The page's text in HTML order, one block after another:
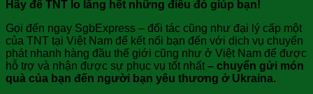
Hãy để TNT lo lắng hết những điều đó giúp bạn!
Gọi đến ngay SgbExpress – đối tác cũng như đại lý cấp một
của TNT tại Việt Nam để kết nối bạn đến với dịch vụ chuyển
phát nhanh hàng đầu thế giới cũng như ở Việt Nam để được
hỗ trợ và nhận được sự phục vụ tốt nhất – chuyển gửi món
quà của bạn đến người bạn yêu thương ở Ukraina.